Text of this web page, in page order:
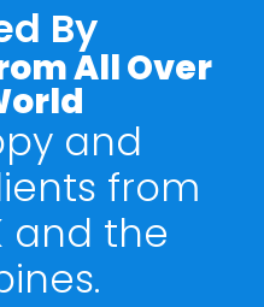
By
All Over
and
from
and the